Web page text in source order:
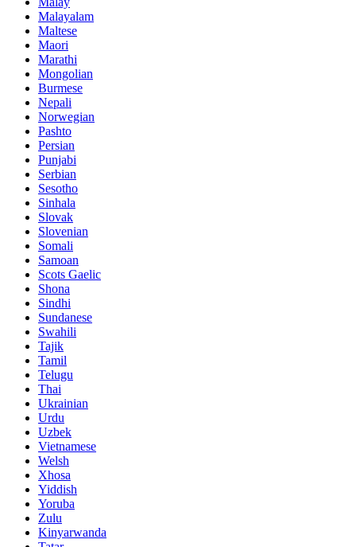
Malayalam
Maltese
Maori
Marathi
Mongolian
Burmese
Nepali
Norwegian
Pashto
Persian
Punjabi
Serbian
Sesotho
Sinhala
Slovak
Slovenian
Somali
Samoan
Scots Gaelic
Shona
Sindhi
Sundanese
Swahili
Tajik
Tamil
Telugu
Thai
Ukrainian
Urdu
Uzbek
Vietnamese
Welsh
Xhosa
Yiddish
Yoruba
Zulu
Kinyarwanda